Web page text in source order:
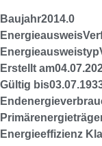
Baujahr2014.0
Energieausweis
Energie­ausweistyp
Erstellt am
Gültig bis
Energieeffizienz